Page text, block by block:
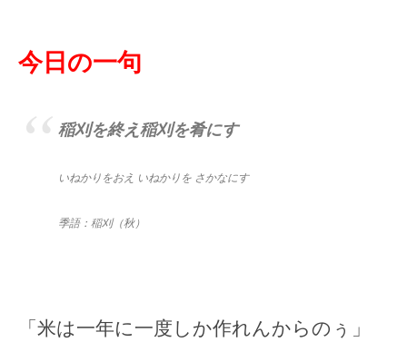
今日の一句
稲刈を終え稲刈を肴にす
いねかりをおえ いねかりを さかなにす
季語：稲刈（秋）
「米は一年に一度しか作れんからのぅ」